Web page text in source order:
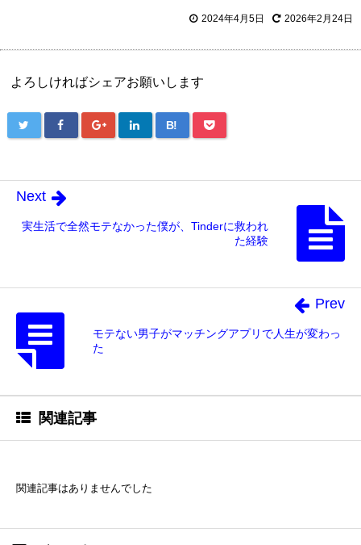
2024年4月5日 2026年2月24日
よろしければシェアお願いします
B!
実生活で全然モテなかった僕が、Tinderに救われ
た経験
Next
モテない男子がマッチングアプリで人生が変わっ
た
Prev
関連記事
関連記事はありませんでした